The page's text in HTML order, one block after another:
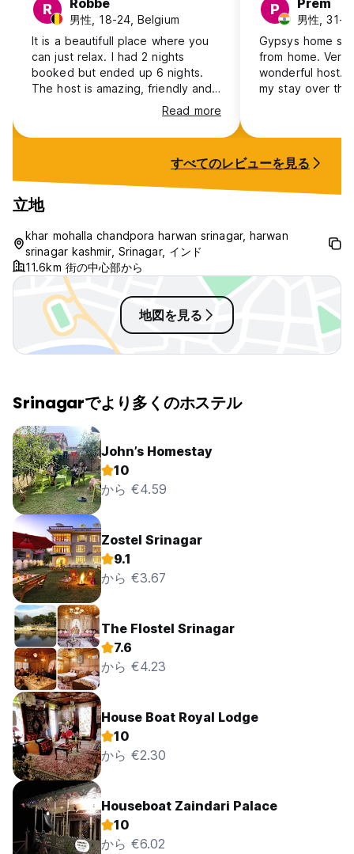
R Robbe
男性, 18-24, Belgium
It is a beautifull place where you
can just relax. I had 2 nights
booked but ended up 6 nights.
The host is amazing, friendly and I
felt at home straight away. Thanks
Read more
P Prem
男性, 31-
Gypsys home
from home.
wonderful host.
my stay over
すべてのレビューを見る
立地
khar mohalla chandpora harwan srinagar, harwan
srinagar kashmir, Srinagar, インド
11.6km 街の中心部から
地図を見る
Srinagarでより多くのホステル
John’s Homestay
10
から €4.59
Zostel Srinagar
9.1
から €3.67
The Flostel Srinagar
7.6
から €4.23
House Boat Royal Lodge
10
から €2.30
Houseboat Zaindari Palace
10
から €6.02